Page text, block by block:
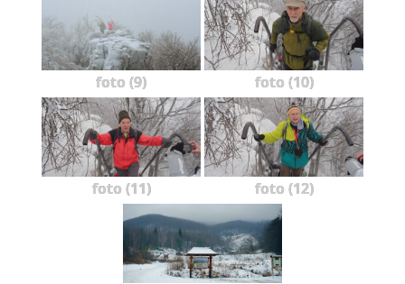
foto (9) foto (10)
foto (11) foto (12)